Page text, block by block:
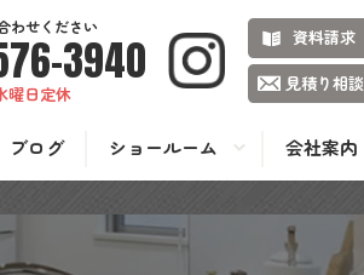
わせください
3940
曜日定休
資料請求
見積り相談
ブログ ショールーム 会社案内